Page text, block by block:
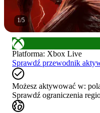
1/5
Platforma: Xbox Live
Sprawdź przewodnik
Możesz aktywować w:
Sprawdź ograniczenia